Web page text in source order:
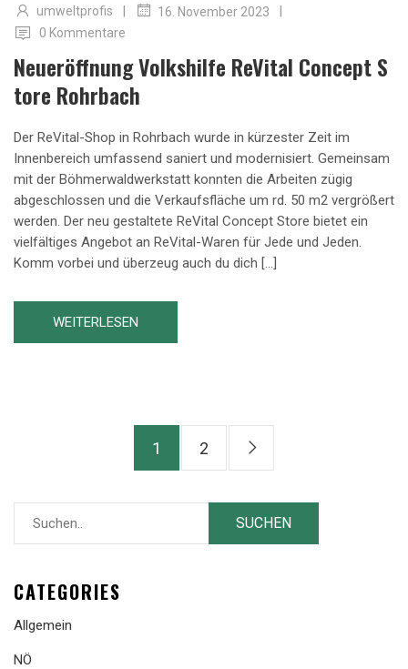
umweltprofis | 16. November 2023 |
0 Kommentare
Neueröffnung Volkshilfe ReVital Concept S
Tore Rohrbach
Der ReVital-Shop in Rohrbach wurde in kürzester Zeit im
Innenbereich umfassend saniert und modernisiert. Gemeinsam
mit der Böhmerwaldwerkstatt konnten die Arbeiten zügig
abgeschlossen und die Verkaufsfläche um rd. 50 m2 vergrößert
werden. Der neu gestaltete ReVital Concept Store bietet ein
vielfältiges Angebot an ReVital-Waren für Jede und Jeden.
Komm vorbei und überzeug auch du dich […]
WEITERLESEN
1 2
CATEGORIES
Allgemein
NÖ